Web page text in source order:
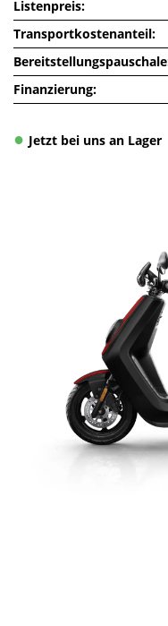
Listenpreis
Transportkostenanteil
Bereitstellungspauschale
Finanzierung
Jetzt bei uns an Lager